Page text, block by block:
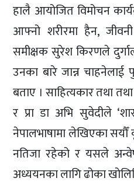
हालै आयोजित विमोचन
आफ्नो शरीरमा हैन,
समीक्षक सुरेश किरणले
उनका बारे जान्न चाहनेलाई
बताए । साहित्यकार तथा
र प्रा डा अभि सुवेदीले
नेपालभाषामा लेखिएका
नतिजा रहेको र यसले
अध्ययनका लागि ढोका